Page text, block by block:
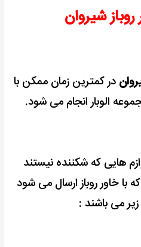
شیروان
در کمترین زمان ممکن با
الوبار انجام می شود.
هایی که شکننده نیستند
با خاور روباز ارسال می شود
می باشند :